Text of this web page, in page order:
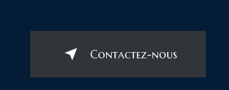
Contactez-nous